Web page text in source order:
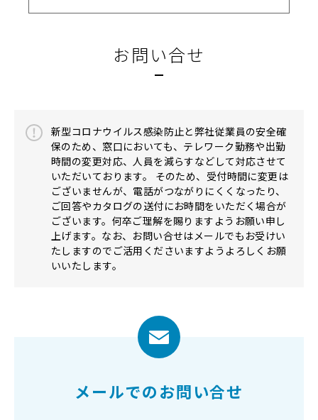
お問い合せ
新型コロナウイルス感染防止と弊社従業員の安全確
保のため、窓口においても、テレワーク勤務や出勤
時間の変更対応、人員を減らすなどして対応させて
いただいております。 そのため、受付時間に変更は
ございませんが、電話がつながりにくくなったり、
ご回答やカタログの送付にお時間をいただく場合が
ございます。何卒ご理解を賜りますようお願い申し
上げます。なお、お問い合せはメールでもお受けい
たしますのでご活用くださいますようよろしくお願
いいたします。
メールでのお問い合せ